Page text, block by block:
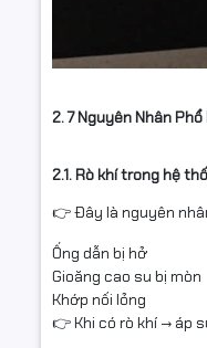
2. 7 Nguyên Nhân
2.1. Rò khí trong hệ
👉 Đây là nguyên
Ống dẫn bị hở
Gioăng cao su bị mòn
Khớp nối lỏng
👉 Khi có rò khí → áp